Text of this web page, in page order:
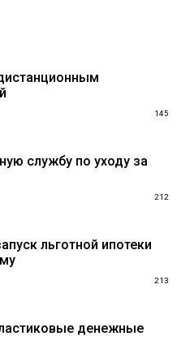
145
службу по уходу за
212
льготной ипотеки
213
денежные